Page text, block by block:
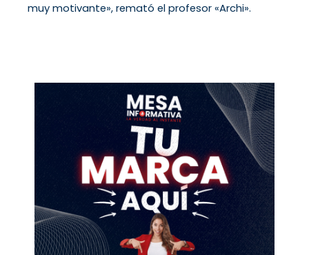
muy motivante», remató el profesor «Archi».